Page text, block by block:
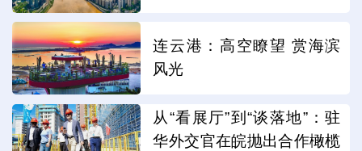
连云港：高空瞭望 赏海滨
风光
从“看展厅”到“谈落地”：驻
华外交官在皖抛出合作橄榄